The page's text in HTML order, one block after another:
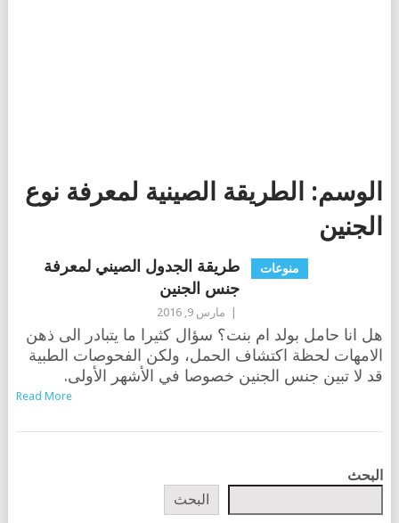
الوسم: الطريقة الصينية لمعرفة نوع
الجنين
منوعات
طريقة الجدول الصيني لمعرفة
جنس الجنين
مارس 9, 2016
هل انا حامل بولد ام بنت؟ سؤال كثيرا ما يتبادر الى ذهن
الامهات لحظة اكتشاف الحمل، ولكن الفحوصات الطبية
قد لا تبين جنس الجنين خصوصا في الأشهر الأولى.
Read More
POSTS
البحث
البحث